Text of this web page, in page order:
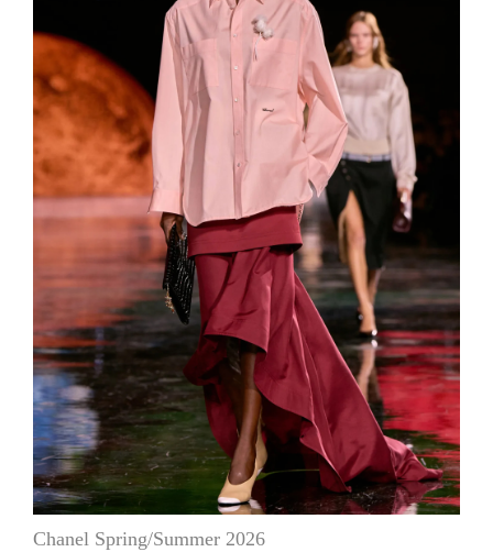
Chanel Spring/Summer 2026